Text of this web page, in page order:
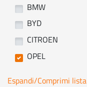
BMW
BYD
CITROEN
OPEL
Espandi/Comprimi lista